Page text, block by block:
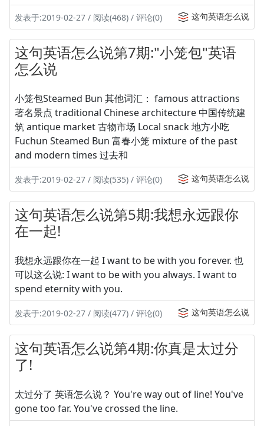
发表于:2019-02-27 / 阅读(468) / 评论(0) 这句英语怎么说
这句英语怎么说第7期:"小笼包"英语
怎么说
小笼包Steamed Bun 其他词汇： famous attractions
著名景点 traditional Chinese architecture 中国传统建
筑 antique market 古物市场 Local snack 地方小吃
Fuchun Steamed Bun 富春小笼 mixture of the past
and modern times 过去和
发表于:2019-02-27 / 阅读(535) / 评论(0) 这句英语怎么说
这句英语怎么说第5期:我想永远跟你
在一起!
我想永远跟你在一起 I want to be with you forever. 也
可以这么说: I want to be with you always. I want to
spend eternity with you.
发表于:2019-02-27 / 阅读(477) / 评论(0) 这句英语怎么说
这句英语怎么说第4期:你真是太过分
了!
太过分了 英语怎么说？ You're way out of line! You've
gone too far. You've crossed the line.